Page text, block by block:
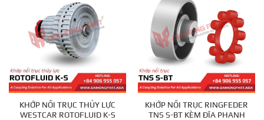
KHỚP NỐI TRỤC THỦY LỰC
WESTCAR ROTOFLUID K-S
KHỚP NỐI TRỤC RINGFEDER
TNS S-BT KÈM ĐĨA PHANH